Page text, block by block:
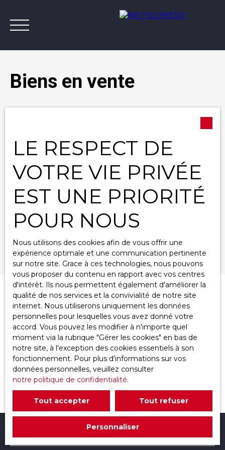
Biens en vente
Appartement
Type de bien
Localisation
Budget max (XPF)
Surface min (m²)
Rechercher
Pertinence
Trier par Créer une alerte
Aucun résultat
LE RESPECT DE
VOTRE VIE PRIVÉE
EST UNE PRIORITÉ
POUR NOUS
Nous utilisons des cookies afin de vous offrir une
expérience optimale et une communication pertinente
sur notre site. Grace à ces technologies, nous pouvons
vous proposer du contenu en rapport avec vos centres
d'intérêt. Ils nous permettent également d'améliorer la
qualité de nos services et la convivialité de notre site
internet. Nous utiliserons uniquement les données
personnelles pour lesquelles vous avez donné votre
accord. Vous pouvez les modifier à n'importe quel
moment via la rubrique ″Gérer les cookies″ en bas de
notre site, à l'exception des cookies essentiels à son
fonctionnement. Pour plus d'informations sur vos
données personnelles, veuillez consulter
notre politique de confidentialité.
Tout accepter Tout refuser
Personnaliser